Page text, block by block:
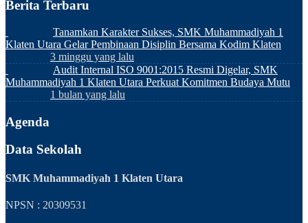
Berita Terbaru
Tanamkan Karakter Sukses, SMK Muhammadiyah 1
Klaten Utara Gelar Pembinaan Disiplin Bersama Kodim Klaten
3 minggu yang lalu
Audit Internal ISO 9001:2015 Resmi Digelar, SMK
Muhammadiyah 1 Klaten Utara Perkuat Komitmen Budaya Mutu
1 bulan yang lalu
Agenda
Data Sekolah
SMK Muhammadiyah 1 Klaten Utara
NPSN : 20309531